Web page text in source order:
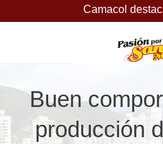
Camacol destaca
Buen
producción